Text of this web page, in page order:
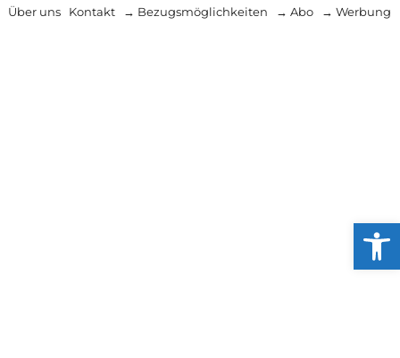
Über uns Kontakt → Bezugsmöglichkeiten → Abo → Werbung